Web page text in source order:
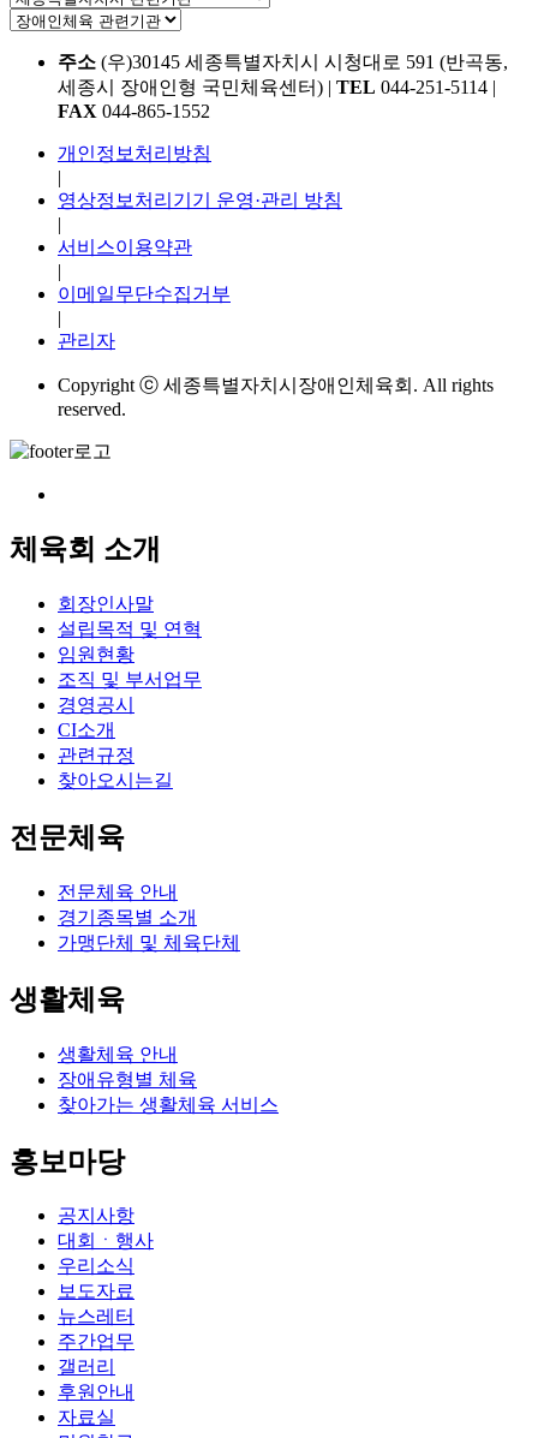
주소 (우)30145 세종특별자치시 시청대로 591 (반곡동,
세종시 장애인형 국민체육센터) | TEL 044-251-5114 |
FAX 044-865-1552
개인정보처리방침
|
영상정보처리기기 운영·관리 방침
|
서비스이용약관
|
이메일무단수집거부
|
관리자
Copyright ⓒ 세종특별자치시장애인체육회. All rights
reserved.
체육회 소개
회장인사말
설립목적 및 연혁
임원현황
조직 및 부서업무
경영공시
CI소개
관련규정
찾아오시는길
전문체육
전문체육 안내
경기종목별 소개
가맹단체 및 체육단체
생활체육
생활체육 안내
장애유형별 체육
찾아가는 생활체육 서비스
홍보마당
공지사항
대회ㆍ행사
우리소식
보도자료
뉴스레터
주간업무
갤러리
후원안내
자료실